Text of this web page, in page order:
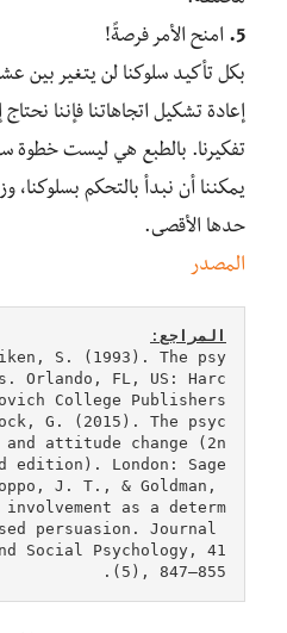
5. امنح الأمر فرصةً!
بكل تأكيد سلوكنا لن يتغير بين
إعادة تشكيل اتجاهاتنا فإننا
تفكيرنا. بالطبع هي ليست خطوة
يمكننا أن نبدأ بالتحكم بسلوكنا،
حدها الأقصى.
المصدر
المراجع :
S. (1993). The psy
Orlando, FL, US: Harc
G. (2015). The psyc
attitude change (2n
J. T., & Goldman,
as a determ
persuasion. Journal
Social Psychology, 41
(5), 847–855.